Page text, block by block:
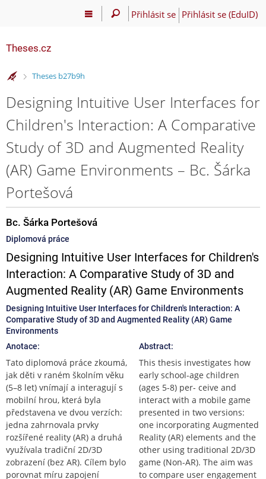
Přihlásit se Přihlásit se (EduID)
Theses.cz
>
Theses b27b9h
Designing Intuitive User Interfaces for
Children's Interaction: A Comparative
Study of 3D and Augmented Reality
(AR) Game Environments – Bc. Šárka
Portešová
Bc. Šárka Portešová
Diplomová práce
Designing Intuitive User Interfaces for Children's
Interaction: A Comparative Study of 3D and
Augmented Reality (AR) Game Environments
Designing Intuitive User Interfaces for Children's Interaction: A
Comparative Study of 3D and Augmented Reality (AR) Game
Environments
Anotace:
Tato diplomová práce zkoumá,
jak děti v raném školním věku
(5–8 let) vnímají a interagují s
mobilní hrou, která byla
představena ve dvou verzích:
jedna zahrnovala prvky
rozšířené reality (AR) a druhá
využívala tradiční 2D/3D
zobrazení (bez AR). Cílem bylo
porovnat míru zapojení
Abstract:
This thesis investigates how
early school-age children
(ages 5-8) per- ceive and
interact with a mobile game
presented in two versions:
one incorporating Augmented
Reality (AR) elements and the
other using traditional 2D/3D
game (Non-AR). The aim was
to compare user engagement